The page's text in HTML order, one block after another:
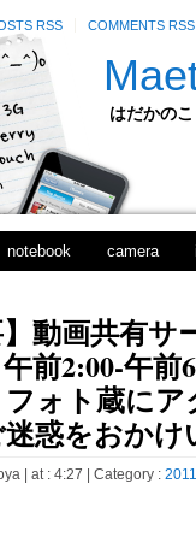
RSS COMMENTS RSS
はだかの
notebook camera
】動画共有
午前2:00-午
フォト蔵に
惑をおかけ
| at : 4:27 | Category :